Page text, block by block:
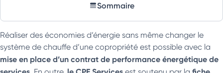
Sommaire
Réaliser des économies d’énergie sans même changer le
système de chauffe d’une copropriété est possible avec la
mise en place d’un contrat de performance énergétique de